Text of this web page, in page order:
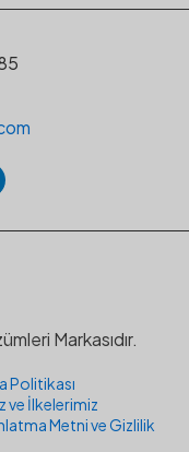
Markasıdır.
Politikası
ve İlkelerimiz
Metni ve Gizlilik